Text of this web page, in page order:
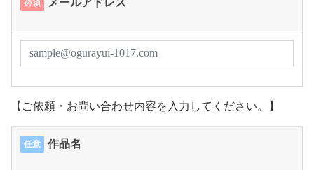
必須
【ご依頼・お問い合わせ内容を入力してください。】
任意 作品名